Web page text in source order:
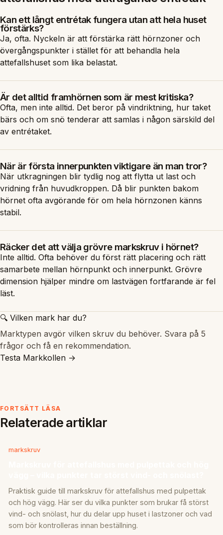
Kan ett långt entrétak fungera utan att hela huset
förstärks?
Ja, ofta. Nyckeln är att förstärka rätt hörnzoner och
övergångspunkter i stället för att behandla hela
attefallshuset som lika belastat.
Är det alltid framhörnen som är mest kritiska?
Ofta, men inte alltid. Det beror på vindriktning, hur taket
bärs och om snö tenderar att samlas i någon särskild del
av entrétaket.
När är första innerpunkten viktigare än man tror?
När utkragningen blir tydlig nog att flytta ut last och
vridning från huvudkroppen. Då blir punkten bakom
hörnet ofta avgörande för om hela hörnzonen känns
stabil.
Räcker det att välja grövre markskruv i hörnet?
Inte alltid. Ofta behöver du först rätt placering och rätt
samarbete mellan hörnpunkt och innerpunkt. Grövre
dimension hjälper mindre om lastvägen fortfarande är fel
läst.
🔍 Vilken mark har du?
Marktypen avgör vilken skruv du behöver. Svara på 5
frågor och få en rekommendation.
Testa Markkollen →
FORTSÄTT LÄSA
Relaterade artiklar
markskruv
Praktisk guide till markskruv för attefallshus med pulpettak
och hög vägg. Här ser du vilka punkter som brukar få störst
vind- och snölast, hur du delar upp huset i lastzoner och vad
som bör kontrolleras innan beställning.